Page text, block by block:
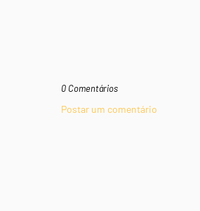
0 Comentários
Postar um comentário